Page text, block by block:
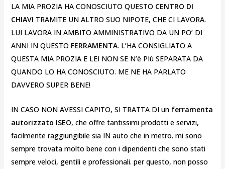
LA MIA PROZIA HA CONOSCIUTO QUESTO CENTRO DI
CHIAVI TRAMITE UN ALTRO SUO NIPOTE, CHE CI LAVORA.
LUI LAVORA IN AMBITO AMMINISTRATIVO DA UN PO’ DI
ANNI IN QUESTO FERRAMENTA. L’HA CONSIGLIATO A
QUESTA MIA PROZIA E LEI NON SE N’è PIù SEPARATA DA
QUANDO LO HA CONOSCIUTO. ME NE HA PARLATO
DAVVERO SUPER BENE!
IN CASO NON AVESSI CAPITO, SI TRATTA DI unferramenta
autorizzato ISEO, che offre tantissimi prodotti e servizi,
facilmente raggiungibile sia IN auto che in metro. mi sono
sempre trovata molto bene con i dipendenti che sono stati
sempre veloci, gentili e professionali. per questo, non posso